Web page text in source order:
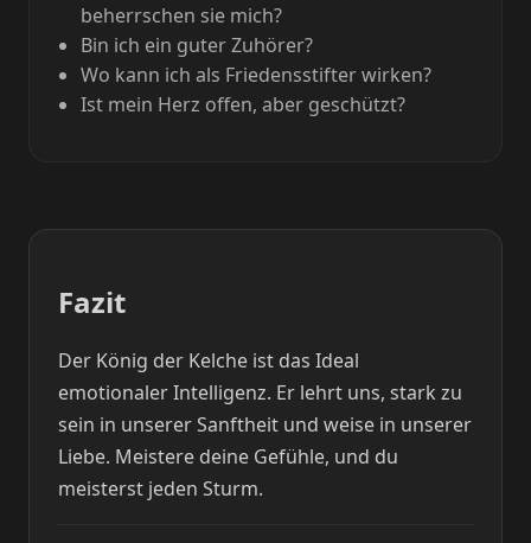
beherrschen sie mich?
Bin ich ein guter Zuhörer?
Wo kann ich als Friedensstifter wirken?
Ist mein Herz offen, aber geschützt?
Fazit
Der König der Kelche ist das Ideal
emotionaler Intelligenz. Er lehrt uns, stark zu
sein in unserer Sanftheit und weise in unserer
Liebe. Meistere deine Gefühle, und du
meisterst jeden Sturm.